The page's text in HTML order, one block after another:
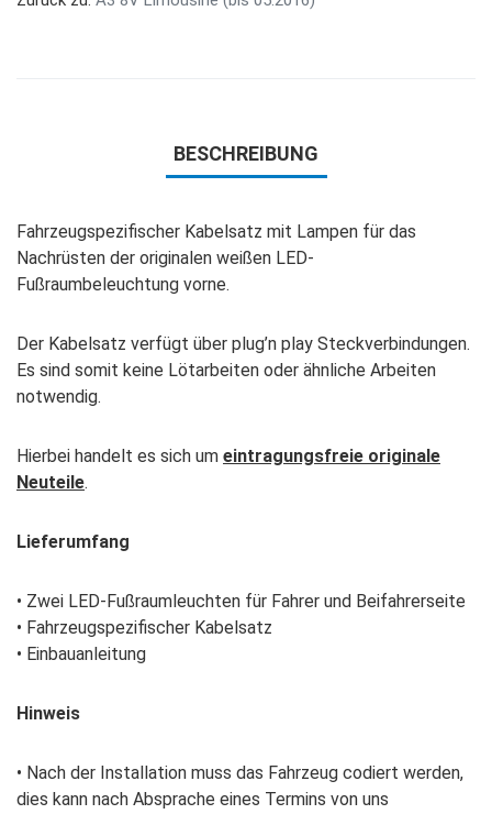
BESCHREIBUNG
Fahrzeugspezifischer Kabelsatz mit Lampen für das
Nachrüsten der originalen weißen LED-
Fußraumbeleuchtung vorne.
Der Kabelsatz verfügt über plug’n play Steckverbindungen.
Es sind somit keine Lötarbeiten oder ähnliche Arbeiten
notwendig.
Hierbei handelt es sich um eintragungsfreie originale
Neuteile.
Lieferumfang
• Zwei LED-Fußraumleuchten für Fahrer und Beifahrerseite
• Fahrzeugspezifischer Kabelsatz
• Einbauanleitung
Hinweis
• Nach der Installation muss das Fahrzeug codiert werden,
dies kann nach Absprache eines Termins von uns